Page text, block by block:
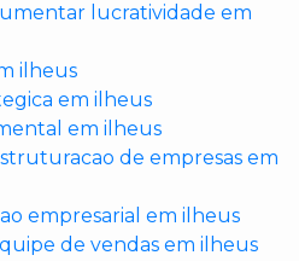
lucratividade em
ilheus
em ilheus
em ilheus
de empresas em
empresarial em ilheus
de vendas em ilheus